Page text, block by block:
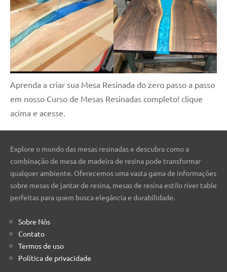
Aprenda a criar sua Mesa Resinada do zero passo a passo
em nosso Curso de Mesas Resinadas completo! clique
acima e acesse.
Explore o mundo das mesas resinadas e descubra como a
combinação de mesa de madeira de resina pode transformar
qualquer ambiente. Oferecemos uma vasta gama de informações
sobre mesas de jantar de resina, mesas de resina estilo river table
perfeitas para quem busca elegância e durabilidade.
Sobre Nós
Contato
Termos de uso
Política de privacidade